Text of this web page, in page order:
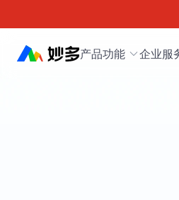
产品功能 企业服